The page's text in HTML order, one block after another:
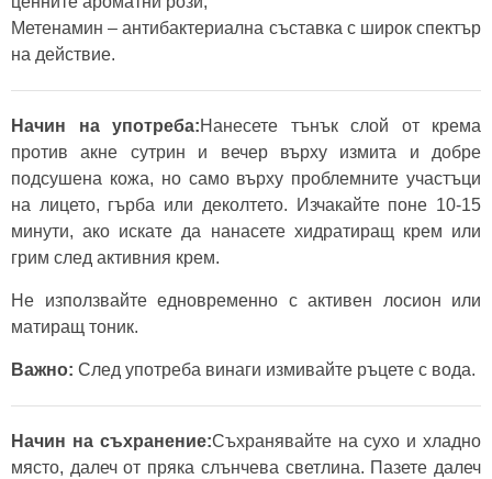
Метенамин – антибактериална съставка с широк спектър
на действие.
Начин на употреба:Нанесете тънък слой от крема
против акне сутрин и вечер върху измита и добре
подсушена кожа, но само върху проблемните участъци
на лицето, гърба или деколтето. Изчакайте поне 10-15
минути, ако искате да нанасете хидратиращ крем или
грим след активния крем.
Не използвайте едновременно с активен лосион или
матиращ тоник.
Важно: След употреба винаги измивайте ръцете с вода.
Начин на съхранение:Съхранявайте на сухо и хладно
място, далеч от пряка слънчева светлина. Пазете далеч